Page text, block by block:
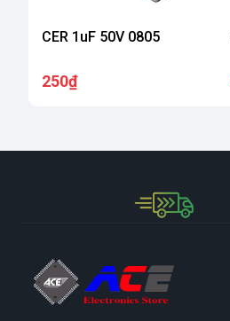
CER 1uF 50V 0805
250₫